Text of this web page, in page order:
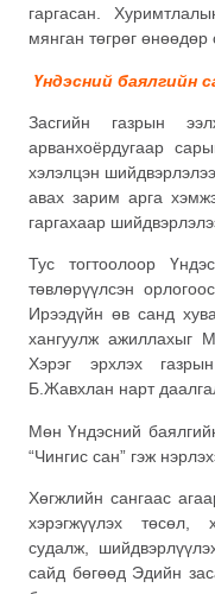
гаргасан.
мянган төгрөг өнөөдөр
Үндэсний баялгийн
Засгийн газрын
арванхоёрдугаар
хэлэлцэн
авах зарим арга
гаргахаар
Тус тогтоолоор
төвлөрүүлсэн
Ирээдүйн өв санд
хангуулж ажиллахыг
Хэрэг эрхлэх
Б.Жавхлан нарт
Мөн Үндэсний
“Чингис сан” гэж
Хөгжлийн сангаас
хэрэгжүүлэх төсөл,
судалж,
сайд бөгөөд Эдийн